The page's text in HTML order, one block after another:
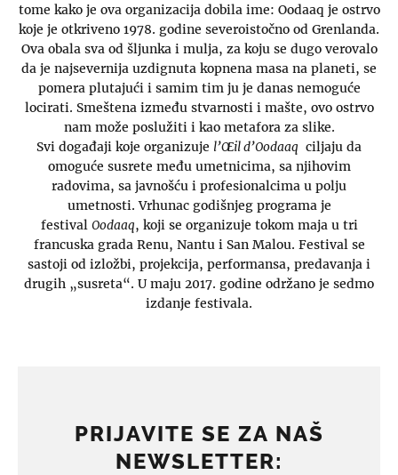
tome kako je ova organizacija dobila ime: Oodaaq je ostrvo
koje je otkriveno 1978. godine severoistočno od Grenlanda.
Ova obala sva od šljunka i mulja, za koju se dugo verovalo
da je najsevernija uzdignuta kopnena masa na planeti, se
pomera plutajući i samim tim ju je danas nemoguće
locirati. Smeštena između stvarnosti i mašte, ovo ostrvo
nam može poslužiti i kao metafora za slike.
Svi događaji koje organizuje l’Œil d’Oodaaq ciljaju da
omoguće susrete među umetnicima, sa njihovim
radovima, sa javnošću i profesionalcima u polju
umetnosti. Vrhunac godišnjeg programa je
festival Oodaaq, koji se organizuje tokom maja u tri
francuska grada Renu, Nantu i San Malou. Festival se
sastoji od izložbi, projekcija, performansa, predavanja i
drugih „susreta“. U maju 2017. godine održano je sedmo
izdanje festivala.
PRIJAVITE SE ZA NAŠ
NEWSLETTER: